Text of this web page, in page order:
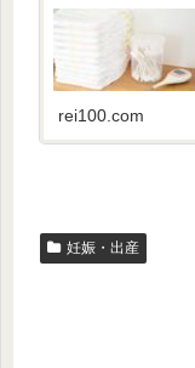
rei100.com
妊娠・出産